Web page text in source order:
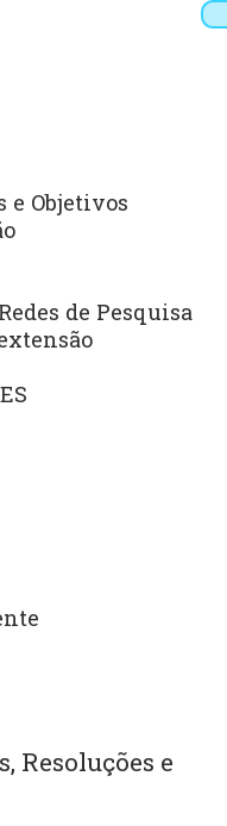
e Objetivos
de Pesquisa
Resoluções e
em Letras
-
DE
LETRAS,
ÁREA DE